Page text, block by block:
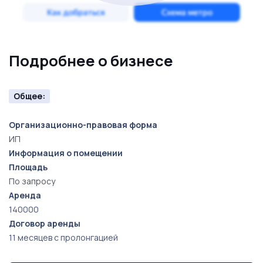
клиентские аккаунты;
готовые бизнес-процессы;
действующая команда мастеров.
Ничего дополнительно докупать для продолжения
работы не нужно.
Услуги салона
Салон оказывает востребованные beauty-услуги:
Подробнее о бизнесе
Общее:
Организационно-правовая форма
ИП
Информация о помещении
Площадь
По запросу
Аренда
140000
Договор аренды
11 месяцев с пролонгацией